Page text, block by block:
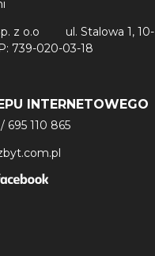
z o.o
ul. Stalowa 1, 10-
739-020-03-18
INTERNETOWEGO
/ 695 110 865